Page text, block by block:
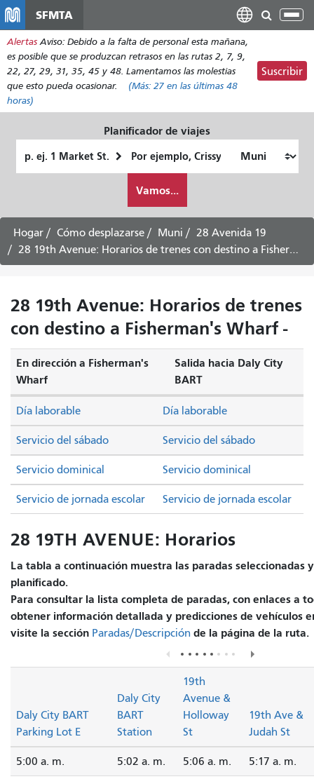
contenido
principal
SFMTA
Alertas Aviso: Debido a la falta de personal esta mañana,
es posible que se produzcan retrasos en las rutas 2, 7, 9,
22, 27, 29, 31, 35, 45 y 48. Lamentamos las molestias
que esto pueda ocasionar.
(Más: 27 en las últimas 48
horas)
Suscribir
Planificador de viajes
de
quiero
viajar
Vamos...
Hogar Cómo desplazarse Muni
28 Avenida 19
28 19th Avenue: Horarios de trenes con destino a Fisherman's Wharf -
28 19th Avenue: Horarios de trenes
con destino a Fisherman's Wharf -
En dirección a Fisherman's
Wharf
Salida hacia Daly City
BART
Servicio del sábado Servicio del sábado
Servicio dominical Servicio dominical
Día laborable Día laborable
Servicio de jornada escolar Servicio de jornada escolar
28 19TH AVENUE: Horarios
La tabla a continuación muestra las paradas seleccionadas
planificado.
Para consultar la lista completa de paradas, con enlaces a
obtener información detallada y predicciones de vehículos
visite la sección Paradas/Descripción de la página de la ruta.
Daly City BART
Parking Lot E
Daly City
BART
Station
19th
Avenue &
Holloway
St
19th Ave &
Judah St
5:00 a. m. 5:02 a. m. 5:06 a. m. 5:17 a. m.